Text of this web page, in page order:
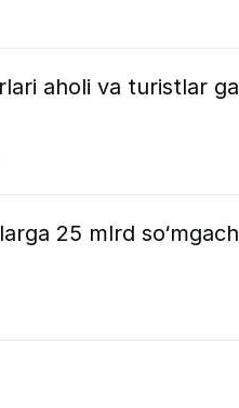
aholi va turistlar
25 mlrd